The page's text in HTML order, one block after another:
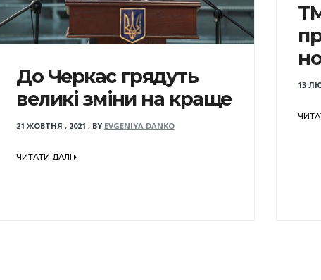
До Черкас грядуть
великі зміни на краще
21 ЖОВТНЯ , 2021 , BY EVGENIYA DANKO
ЧИТАТИ ДАЛІ
13